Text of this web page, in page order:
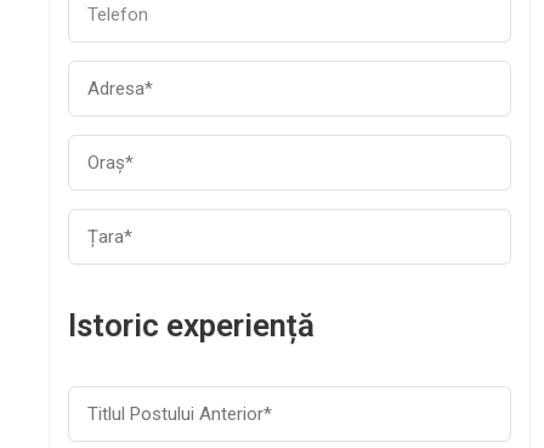
Istoric experiență